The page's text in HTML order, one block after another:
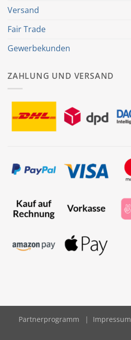
Versand
Fair Trade
Gewerbekunden
ZAHLUNG UND VERSAND
Partnerprogramm Impressum